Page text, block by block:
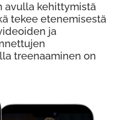
avulla kehittymistä
tekee etenemisestä
ja
treenaaminen on